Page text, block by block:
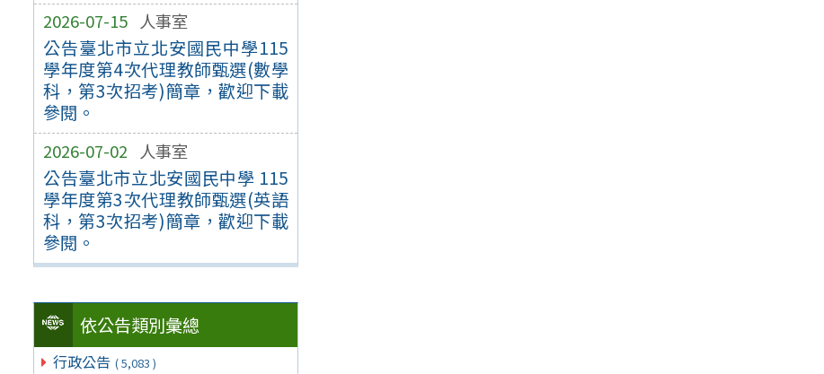
2026-07-15 人事室
公告臺北市立北安國民中學115
學年度第4次代理教師甄選(數學
科，第3次招考)簡章，歡迎下載
參閱。
2026-07-02 人事室
公告臺北市立北安國民中學 115
學年度第3次代理教師甄選(英語
科，第3次招考)簡章，歡迎下載
參閱。
依公告類別彙總
行政公告 ( 5,083 )